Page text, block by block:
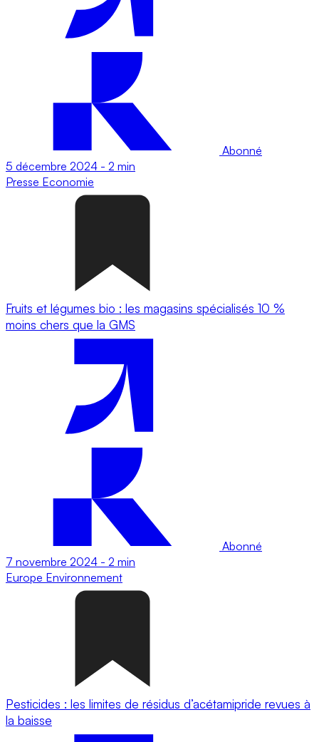
Abonné
5 décembre 2024 - 2 min
Presse Economie
Fruits et légumes bio : les magasins spécialisés 10 %
moins chers que la GMS
Abonné
7 novembre 2024 - 2 min
Europe Environnement
Pesticides : les limites de résidus d’acétamipride revues à
la baisse